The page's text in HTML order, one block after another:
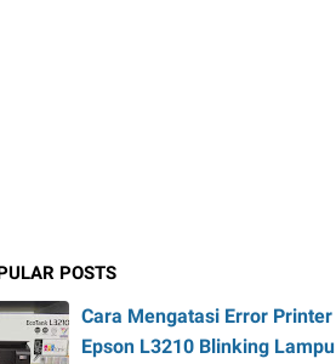
POSTS
Cara Mengatasi Error Printer
Epson L3210 Blinking Lampu